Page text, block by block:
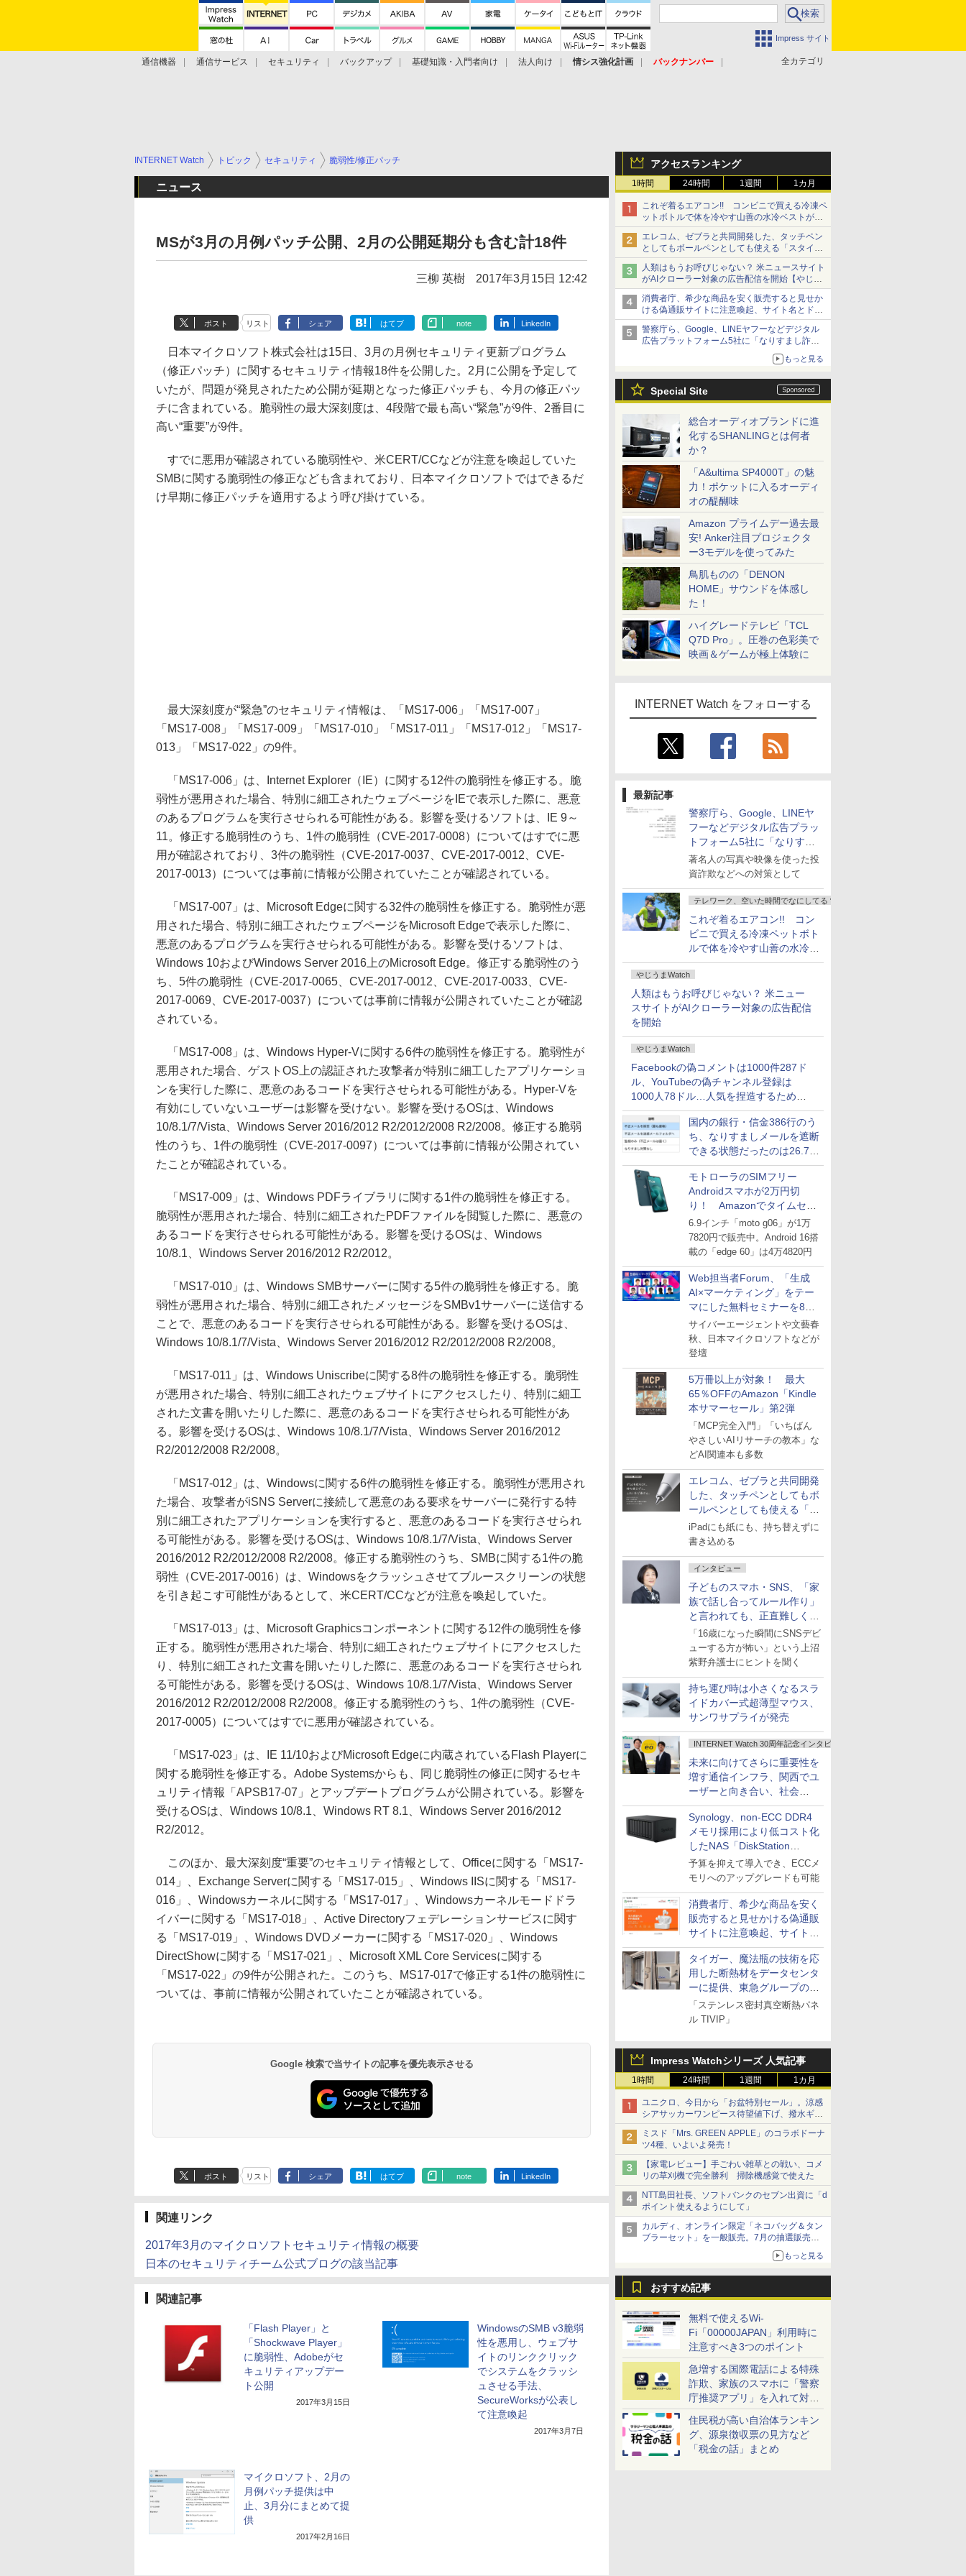
Impress サイト
全カテゴリ
通信機器 通信サービス セキュリティ バックアップ 基礎知識・入門者向け 法人向け 情シス強化計画
バックナンバー
アクセスランキング
1時間 24時間 1週間 1カ月
これぞ着るエアコン!! コンビニで買える冷凍ペ
ットボトルで体を冷やす山善の水冷ベストがロ
ードバイクにちょうどいい【ぼっち・ざ・ろー
ど！その14】【空いた時間でなにしてる？】
エレコム、ゼブラと共同開発した、タッチペン
としてもボールペンとしても使える「スタイラ
スツーウェイ」発売 iPadにも紙にも、持ち替
えずに書き込める
人類はもうお呼びじゃない？ 米ニュースサイト
がAIクローラー対象の広告配信を開始【やじう
まWatch】
消費者庁、希少な商品を安く販売すると見せか
ける偽通販サイトに注意喚起、サイト名とドメ
イン名を公表
警察庁ら、Google、LINEヤフーなどデジタル
広告プラットフォーム5社に「なりすまし詐欺
広告」対策強化を要請 著名人の写真や映像を
使った投資詐欺などへの対策として
もっと見る
Special Site
総合オーディオブランドに進
化するSHANLINGとは何者
か？
「A&ultima SP4000T」の魅
力！ポケットに入るオーディ
オの醍醐味
Amazon プライムデー過去最
安! Anker注目プロジェクタ
ー3モデルを使ってみた
鳥肌ものの「DENON
HOME」サウンドを体感し
た！
ハイグレードテレビ「TCL
Q7D Pro」。圧巻の色彩美で
映画＆ゲームが極上体験に
INTERNET Watch をフォローする
最新記事
警察庁ら、Google、LINEヤ
フーなどデジタル広告プラッ
トフォーム5社に「なりすま
し詐欺広告」対策強化を要請
著名人の写真や映像を使った投
資詐欺などへの対策として
テレワーク、空いた時間でなにしてる？
これぞ着るエアコン!! コン
ビニで買える冷凍ペットボト
ルで体を冷やす山善の水冷ベ
ストがロードバイクにちょう
どいい【ぼっち・ざ・ろー
ど！その14】
やじうまWatch
人類はもうお呼びじゃない？ 米ニュー
スサイトがAIクローラー対象の広告配信
を開始
やじうまWatch
Facebookの偽コメントは1000件287ド
ル、YouTubeの偽チャンネル登録は
1000人78ドル…人気を捏造するための
価格リストが公開中
国内の銀行・信金386行のう
ち、なりすましメールを遮断
できる状態だったのは26.7％
にとどまる～GMOブランド
セキュリティ調査
モトローラのSIMフリー
Androidスマホが2万円切
り！ Amazonでタイムセー
ル
6.9インチ「moto g06」が1万
7820円で販売中。Android 16搭
載の「edge 60」は4万4820円
Web担当者Forum、「生成
AI×マーケティング」をテー
マにした無料セミナーを8月
27日にオンライン開催
サイバーエージェントや文藝春
秋、日本マイクロソフトなどが
登壇
5万冊以上が対象！ 最大
65％OFFのAmazon「Kindle
本サマーセール」第2弾
「MCP完全入門」「いちばん
やさしいAIリサーチの教本」な
どAI関連本も多数
エレコム、ゼブラと共同開発
した、タッチペンとしてもボ
ールペンとしても使える「ス
タイラスツーウェイ」発売
iPadにも紙にも、持ち替えずに
書き込める
インタビュー
子どものスマホ・SNS、「家
族で話し合ってルール作り」
と言われても、正直難しくな
いですか？
「16歳になった瞬間にSNSデビ
ューする方が怖い」という上沼
紫野弁護士にヒントを聞く
持ち運び時は小さくなるスラ
イドカバー式超薄型マウス、
サンワサプライが発売
INTERNET Watch 30周年記念インタビュー
未来に向けてさらに重要性を
増す通信インフラ、関西でユ
ーザーと向き合い、社会
の“あたらしい”を起動し続け
る～オプテージ
Synology、non-ECC DDR4
メモリ採用により低コスト化
したNAS「DiskStation
neo+」シリーズ
予算を抑えて導入でき、ECCメ
モリへのアップグレードも可能
消費者庁、希少な商品を安く
販売すると見せかける偽通販
サイトに注意喚起、サイト名
とドメイン名を公表
タイガー、魔法瓶の技術を応
用した断熱材をデータセンタ
ーに提供、東急グループの実
証実験で
「ステンレス密封真空断熱パネ
ル TIVIP」
Impress Watchシリーズ 人気記事
1時間 24時間 1週間 1カ月
ユニクロ、今日から「お盆特別セール」。涼感
シアサッカーワンピース待望値下げ、撥水ギア
ショーツは1990円に
ミスド「Mrs. GREEN APPLE」のコラボドーナ
ツ4種、いよいよ発売！
【家電レビュー】手ごわい雑草との戦い、コメ
リの草刈機で完全勝利 掃除機感覚で使えた
NTT島田社長、ソフトバンクのセブン出資に「d
ポイント使えるようにして」
カルディ、オンライン限定「ネコバッグ＆タン
ブラーセット」を一般販売。7月の抽選販売の
もっと見る
おすすめ記事
無料で使えるWi-
Fi「00000JAPAN」利用時に
注意すべき3つのポイント
急増する国際電話による特殊
詐欺、家族のスマホに「警察
庁推奨アプリ」を入れて対策
しよう！
住民税が高い自治体ランキン
グ、源泉徴収票の見方など
「税金の話」まとめ
INTERNET Watch トピック セキュリティ 脆弱性/修正パッチ
ニュース
MSが3月の月例パッチ公開、2月の公開延期分も含む計18件
三柳 英樹 2017年3月15日 12:42
ポスト リスト シェア はてブ note LinkedIn
日本マイクロソフト株式会社は15日、3月の月例セキュリティ更新プログラム
（修正パッチ）に関するセキュリティ情報18件を公開した。2月に公開を予定して
いたが、問題が発見されたため公開が延期となった修正パッチも、今月の修正パッ
チに含まれている。脆弱性の最大深刻度は、4段階で最も高い“緊急”が9件、2番目に
高い“重要”が9件。
すでに悪用が確認されている脆弱性や、米CERT/CCなどが注意を喚起していた
SMBに関する脆弱性の修正なども含まれており、日本マイクロソフトではできるだ
け早期に修正パッチを適用するよう呼び掛けている。
最大深刻度が“緊急”のセキュリティ情報は、「MS17-006」「MS17-007」
「MS17-008」「MS17-009」「MS17-010」「MS17-011」「MS17-012」「MS17-
013」「MS17-022」の9件。
「MS17-006」は、Internet Explorer（IE）に関する12件の脆弱性を修正する。脆
弱性が悪用された場合、特別に細工されたウェブページをIEで表示した際に、悪意
のあるプログラムを実行させられる可能性がある。影響を受けるソフトは、IE 9～
11。修正する脆弱性のうち、1件の脆弱性（CVE-2017-0008）についてはすでに悪
用が確認されており、3件の脆弱性（CVE-2017-0037、CVE-2017-0012、CVE-
2017-0013）については事前に情報が公開されていたことが確認されている。
「MS17-007」は、Microsoft Edgeに関する32件の脆弱性を修正する。脆弱性が悪
用された場合、特別に細工されたウェブページをMicrosoft Edgeで表示した際に、
悪意のあるプログラムを実行させられる可能性がある。影響を受けるソフトは、
Windows 10およびWindows Server 2016上のMicrosoft Edge。修正する脆弱性のう
ち、5件の脆弱性（CVE-2017-0065、CVE-2017-0012、CVE-2017-0033、CVE-
2017-0069、CVE-2017-0037）については事前に情報が公開されていたことが確認
されている。
「MS17-008」は、Windows Hyper-Vに関する6件の脆弱性を修正する。脆弱性が
悪用された場合、ゲストOS上の認証された攻撃者が特別に細工したアプリケーショ
ンを実行した際に、悪意のあるコードを実行させられる可能性がある。Hyper-Vを
有効にしていないユーザーは影響を受けない。影響を受けるOSは、Windows
10/8.1/7/Vista、Windows Server 2016/2012 R2/2012/2008 R2/2008。修正する脆弱
性のうち、1件の脆弱性（CVE-2017-0097）については事前に情報が公開されてい
たことが確認されている。
「MS17-009」は、Windows PDFライブラリに関する1件の脆弱性を修正する。
脆弱性が悪用された場合、特別に細工されたPDFファイルを閲覧した際に、悪意の
あるコードを実行させられる可能性がある。影響を受けるOSは、Windows
10/8.1、Windows Server 2016/2012 R2/2012。
「MS17-010」は、Windows SMBサーバーに関する5件の脆弱性を修正する。脆
弱性が悪用された場合、特別に細工されたメッセージをSMBv1サーバーに送信する
ことで、悪意のあるコードを実行させられる可能性がある。影響を受けるOSは、
Windows 10/8.1/7/Vista、Windows Server 2016/2012 R2/2012/2008 R2/2008。
「MS17-011」は、Windows Uniscribeに関する8件の脆弱性を修正する。脆弱性
が悪用された場合、特別に細工されたウェブサイトにアクセスしたり、特別に細工
された文書を開いたりした際に、悪意のあるコードを実行させられる可能性があ
る。影響を受けるOSは、Windows 10/8.1/7/Vista、Windows Server 2016/2012
R2/2012/2008 R2/2008。
「MS17-012」は、Windowsに関する6件の脆弱性を修正する。脆弱性が悪用され
た場合、攻撃者がiSNS Serverに接続して悪意のある要求をサーバーに発行する特
別に細工されたアプリケーションを実行すると、悪意のあるコードを実行させられ
る可能性がある。影響を受けるOSは、Windows 10/8.1/7/Vista、Windows Server
2016/2012 R2/2012/2008 R2/2008。修正する脆弱性のうち、SMBに関する1件の脆
弱性（CVE-2017-0016）は、Windowsをクラッシュさせてブルースクリーンの状態
を引き起こす可能性があるとして、米CERT/CCなどが注意を喚起していた。
「MS17-013」は、Microsoft Graphicsコンポーネントに関する12件の脆弱性を修
正する。脆弱性が悪用された場合、特別に細工されたウェブサイトにアクセスした
り、特別に細工された文書を開いたりした際に、悪意のあるコードを実行させられ
る可能性がある。影響を受けるOSは、Windows 10/8.1/7/Vista、Windows Server
2016/2012 R2/2012/2008 R2/2008。修正する脆弱性のうち、1件の脆弱性（CVE-
2017-0005）についてはすでに悪用が確認されている。
「MS17-023」は、IE 11/10およびMicrosoft Edgeに内蔵されているFlash Playerに
関する脆弱性を修正する。Adobe Systemsからも、同じ脆弱性の修正に関するセキ
ュリティ情報「APSB17-07」とアップデートプログラムが公開されている。影響を
受けるOSは、Windows 10/8.1、Windows RT 8.1、Windows Server 2016/2012
R2/2012。
このほか、最大深刻度“重要”のセキュリティ情報として、Officeに関する「MS17-
014」、Exchange Serverに関する「MS17-015」、Windows IISに関する「MS17-
016」、Windowsカーネルに関する「MS17-017」、Windowsカーネルモードドラ
イバーに関する「MS17-018」、Active Directoryフェデレーションサービスに関す
る「MS17-019」、Windows DVDメーカーに関する「MS17-020」、Windows
DirectShowに関する「MS17-021」、Microsoft XML Core Servicesに関する
「MS17-022」の9件が公開された。このうち、MS17-017で修正する1件の脆弱性に
ついては、事前に情報が公開されていたことが確認されている。
Google 検索で当サイトの記事を優先表示させる
ポスト リスト シェア はてブ note LinkedIn
関連リンク
2017年3月のマイクロソフトセキュリティ情報の概要
日本のセキュリティチーム公式ブログの該当記事
関連記事
「Flash Player」と
「Shockwave Player」
に脆弱性、Adobeがセ
キュリティアップデー
ト公開
2017年3月15日
WindowsのSMB v3脆弱
性を悪用し、ウェブサ
イトのリンククリック
でシステムをクラッシ
ュさせる手法、
SecureWorksが公表し
て注意喚起
2017年3月7日
マイクロソフト、2月の
月例パッチ提供は中
止、3月分にまとめて提
供
2017年2月16日